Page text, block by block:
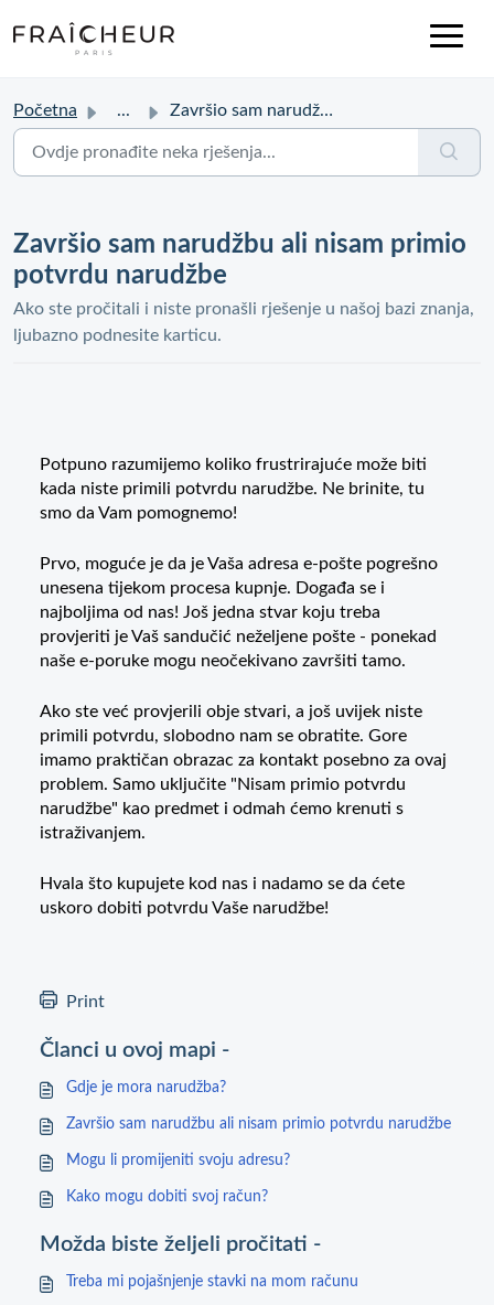
Početna ... Završio sam narudžbu ali nisam primio potvrdu narudžbe
Završio sam narudžbu ali nisam primio
potvrdu narudžbe
Ako ste pročitali i niste pronašli rješenje u našoj bazi znanja,
ljubazno podnesite karticu.
Potpuno razumijemo koliko frustrirajuće može biti
kada niste primili potvrdu narudžbe. Ne brinite, tu
smo da Vam pomognemo!
Prvo, moguće je da je Vaša adresa e-pošte pogrešno
unesena tijekom procesa kupnje. Događa se i
najboljima od nas! Još jedna stvar koju treba
provjeriti je Vaš sandučić neželjene pošte - ponekad
naše e-poruke mogu neočekivano završiti tamo.
Ako ste već provjerili obje stvari, a još uvijek niste
primili potvrdu, slobodno nam se obratite. Gore
imamo praktičan obrazac za kontakt posebno za ovaj
problem. Samo uključite "Nisam primio potvrdu
narudžbe" kao predmet i odmah ćemo krenuti s
istraživanjem.
Hvala što kupujete kod nas i nadamo se da ćete
uskoro dobiti potvrdu Vaše narudžbe!
Print
Članci u ovoj mapi -
Gdje je mora narudžba?
Završio sam narudžbu ali nisam primio potvrdu narudžbe
Mogu li promijeniti svoju adresu?
Kako mogu dobiti svoj račun?
Možda biste željeli pročitati -
Treba mi pojašnjenje stavki na mom računu